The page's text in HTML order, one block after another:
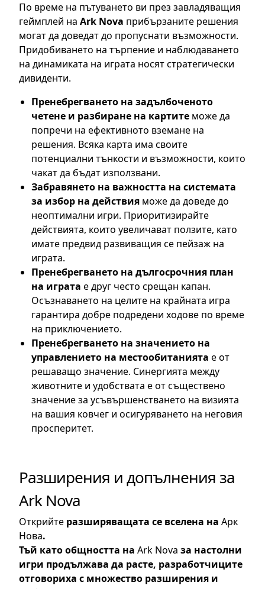
По време на пътуването ви през завладяващия
геймплей на Ark Nova прибързаните решения
могат да доведат до пропуснати възможности.
Придобиването на търпение и наблюдаването
на динамиката на играта носят стратегически
дивиденти.
Пренебрегването на задълбоченото
четене и разбиране на картитеможе да
попречи на ефективното вземане на
решения. Всяка карта има своите
потенциални тънкости и възможности, които
чакат да бъдат използвани.
Забравянето на важността на системата
за избор на действияможе да доведе до
неоптимални игри. Приоритизирайте
действията, които увеличават ползите, като
имате предвид развиващия се пейзаж на
играта.
Пренебрегването на дългосрочния план
на играта е друг често срещан капан.
Осъзнаването на целите на крайната игра
гарантира добре подредени ходове по време
на приключението.
Пренебрегването на значението на
управлението на местообитанията е от
решаващо значение. Синергията между
животните и удобствата е от съществено
значение за усъвършенстването на визията
на вашия ковчег и осигуряването на неговия
просперитет.
Разширения и допълнения за
Ark Nova
Открийте разширяващата се вселена на Арк
Нова.
Тъй като общността на Ark Nova за настолни
игри продължава да расте, разработчиците
отговориха с множество разширения и